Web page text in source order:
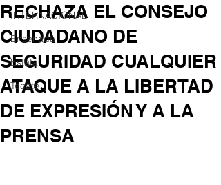
INTERNACIONAL
Ensenada
Estatal
Tecate
RECHAZA EL CONSEJO
CIUDADANO DE
SEGURIDAD CUALQUIER
ATAQUE A LA LIBERTAD
DE EXPRESIÓN Y A LA
PRENSA